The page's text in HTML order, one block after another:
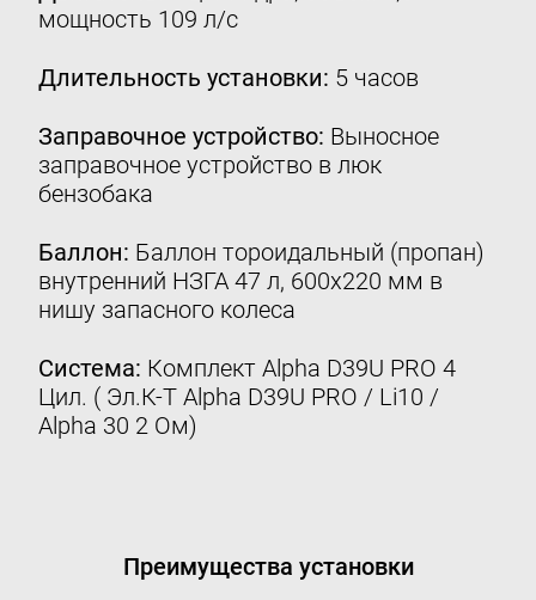
Контакты
8 (800) 777-08-01
пн-пт: с 09:00 до 17:00
info@intergasservice.ru
Оставить отзыв
Email
мощность 109 л/с
Длительность установки: 5 часов
Заправочное устройство: Выносное
заправочное устройство в люк
бензобака
Баллон: Баллон тороидальный (пропан)
внутренний НЗГА 47 л, 600х220 мм в
нишу запасного колеса
Система: Комплект Alpha D39U PRO 4
Цил. ( Эл.К-Т Alpha D39U PRO / Li10 /
Alpha 30 2 Ом)
Преимущества установки